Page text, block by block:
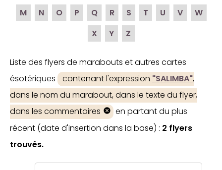
M
N O P Q R S T U V
W
X
Y Z
Liste des flyers de marabouts et autres cartes
ésotériques
contenant l'expression "SALIMBA",
dans le nom du marabout, dans le texte du flyer,
dans les commentaires
en partant du plus
récent (date d'insertion dans la base) : 2 flyers
trouvés.